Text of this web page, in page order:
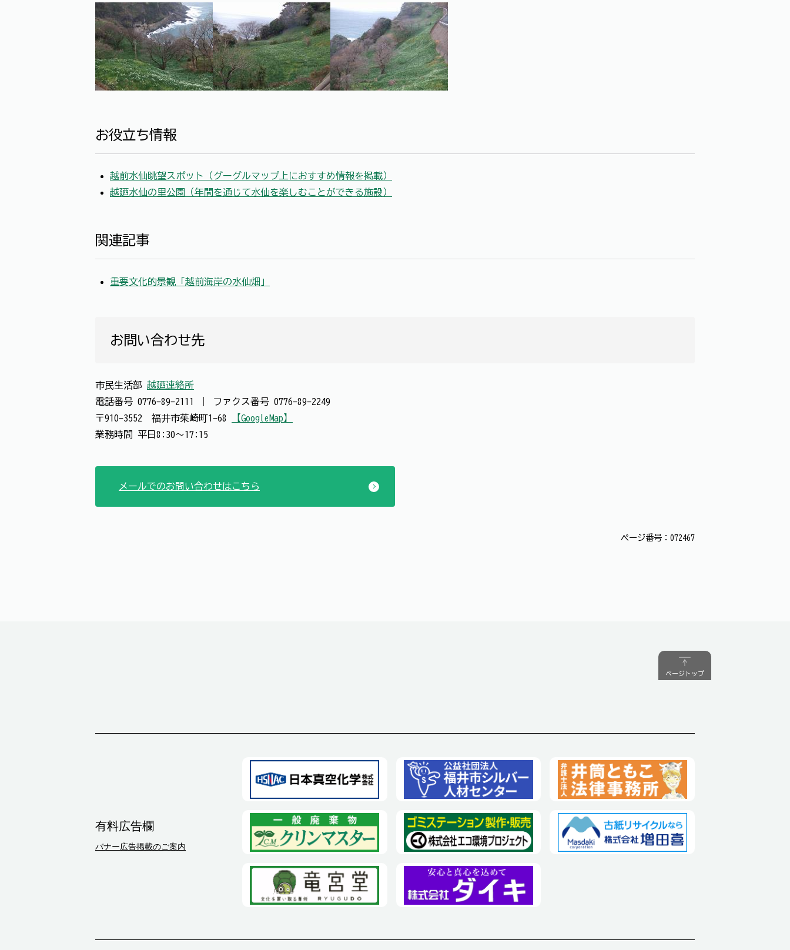
お役立ち情報
越前水仙眺望スポット（グーグルマップ上におすすめ情報を掲載）
越廼水仙の里公園（年間を通じて水仙を楽しむことができる施設）
関連記事
重要文化的景観「越前海岸の水仙畑」
お問い合わせ先
市民生活部 越廼連絡所
電話番号 0776-89-2111 ファクス番号 0776-89-2249
〒910-3552 福井市茱崎町1-68
【GoogleMap】
業務時間 平日8:30～17:15
メールでのお問い合わせはこちら
ページ番号：072467
有料広告欄
バナー広告掲載のご案内
ページトップ